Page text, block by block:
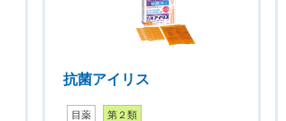
抗菌アイリス
目薬 第２類